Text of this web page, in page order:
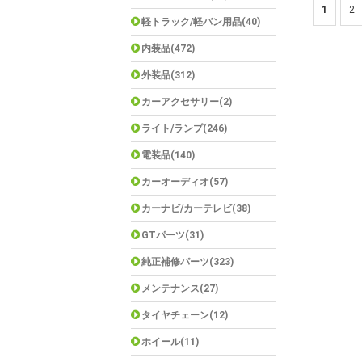
軽トラック/軽バン用品(40)
内装品(472)
外装品(312)
カーアクセサリー(2)
ライト/ランプ(246)
電装品(140)
カーオーディオ(57)
カーナビ/カーテレビ(38)
GTパーツ(31)
純正補修パーツ(323)
メンテナンス(27)
タイヤチェーン(12)
ホイール(11)
1 2